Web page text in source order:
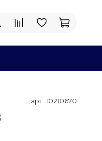
арт.10210670